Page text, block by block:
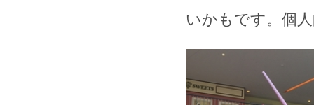
いかもです。個